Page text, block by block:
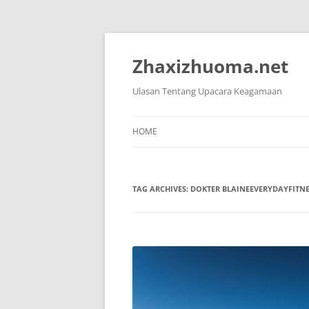
Skip
content
Zhaxizhuoma.net
Ulasan Tentang Upacara Keagamaan
HOME
TAG ARCHIVES: DOKTER